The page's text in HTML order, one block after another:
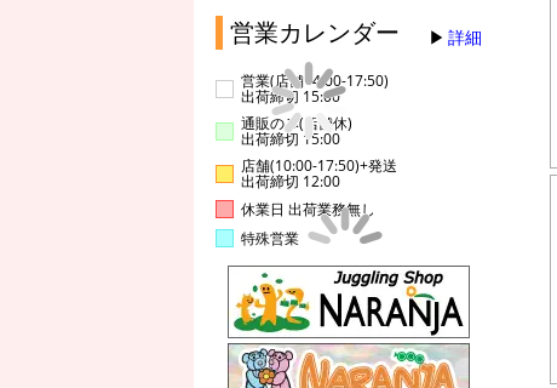
営業カレンダー 詳細
営業(店舗14:00-17:50)
出荷締切 15:00
通販のみ(店舗休)
出荷締切 15:00
店舗(10:00-17:50)+発送
出荷締切 12:00
休業日 出荷業務無し
特殊営業